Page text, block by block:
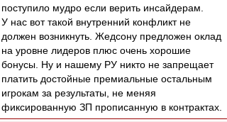
поступило мудро если верить инсайдерам.
У нас вот такой внутренний конфликт не
должен возникнуть. Жедсону предложен оклад
на уровне лидеров плюс очень хорошие
бонусы. Ну и нашему РУ никто не запрещает
платить достойные премиальные остальным
игрокам за результаты, не меняя
фиксированную ЗП прописанную в контрактах.